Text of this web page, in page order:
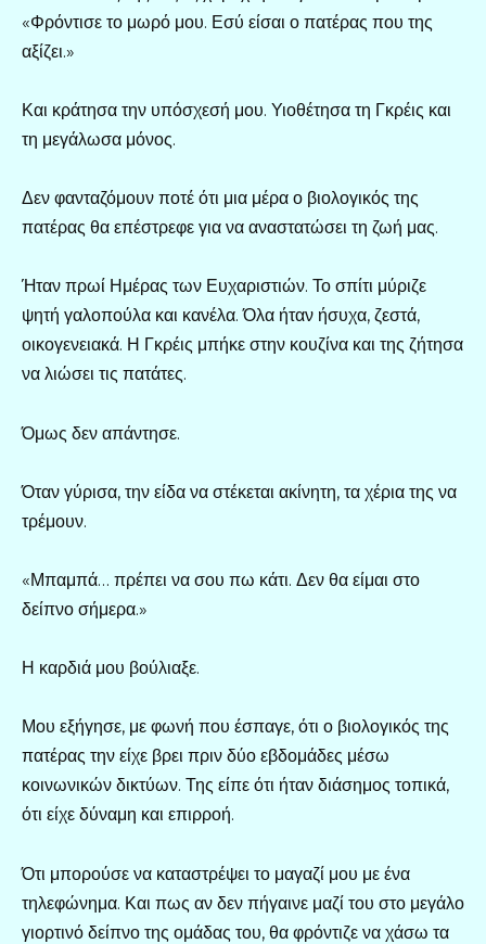
«Φρόντισε το μωρό μου. Εσύ είσαι ο πατέρας που της
αξίζει.»
Και κράτησα την υπόσχεσή μου. Υιοθέτησα τη Γκρέις και
τη μεγάλωσα μόνος.
Δεν φανταζόμουν ποτέ ότι μια μέρα ο βιολογικός της
πατέρας θα επέστρεφε για να αναστατώσει τη ζωή μας.
Ήταν πρωί Ημέρας των Ευχαριστιών. Το σπίτι μύριζε
ψητή γαλοπούλα και κανέλα. Όλα ήταν ήσυχα, ζεστά,
οικογενειακά. Η Γκρέις μπήκε στην κουζίνα και της ζήτησα
να λιώσει τις πατάτες.
Όμως δεν απάντησε.
Όταν γύρισα, την είδα να στέκεται ακίνητη, τα χέρια της να
τρέμουν.
«Μπαμπά… πρέπει να σου πω κάτι. Δεν θα είμαι στο
δείπνο σήμερα.»
Η καρδιά μου βούλιαξε.
Μου εξήγησε, με φωνή που έσπαγε, ότι ο βιολογικός της
πατέρας την είχε βρει πριν δύο εβδομάδες μέσω
κοινωνικών δικτύων. Της είπε ότι ήταν διάσημος τοπικά,
ότι είχε δύναμη και επιρροή.
Ότι μπορούσε να καταστρέψει το μαγαζί μου με ένα
τηλεφώνημα. Και πως αν δεν πήγαινε μαζί του στο μεγάλο
γιορτινό δείπνο της ομάδας του, θα φρόντιζε να χάσω τα